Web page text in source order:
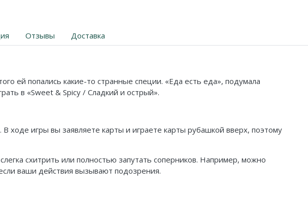
Отзывы Доставка
ей попались какие-то странные специи. «Еда есть еда», подумала
в «Sweet & Spicy / Сладкий и острый».
ходе игры вы заявляете карты и играете карты рубашкой вверх, поэтому
схитрить или полностью запутать соперников. Например, можно
ваши действия вызывают подозрения.